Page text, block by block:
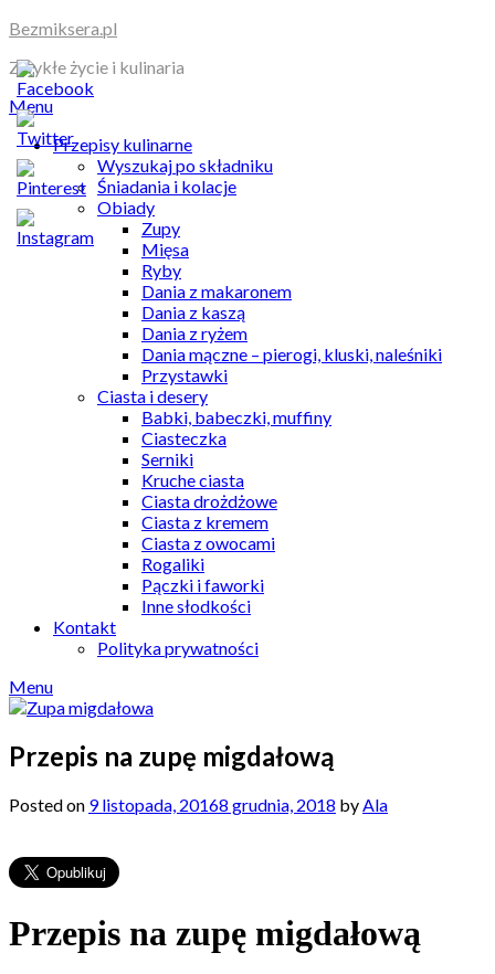
Skip
content
Bezmiksera.pl
Zwykłe życie i kulinaria
Menu
Przepisy kulinarne
Wyszukaj po składniku
Śniadania i kolacje
Obiady
Zupy
Mięsa
Ryby
Dania z makaronem
Dania z kaszą
Dania z ryżem
Dania mączne – pierogi, kluski, naleśniki
Przystawki
Ciasta i desery
Babki, babeczki, muffiny
Ciasteczka
Serniki
Kruche ciasta
Ciasta drożdżowe
Ciasta z kremem
Ciasta z owocami
Rogaliki
Pączki i faworki
Inne słodkości
Kontakt
Polityka prywatności
Menu
Przepis na zupę migdałową
Posted on 9 listopada, 20168 grudnia, 2018 byAla
Przepis na zupę migdałową